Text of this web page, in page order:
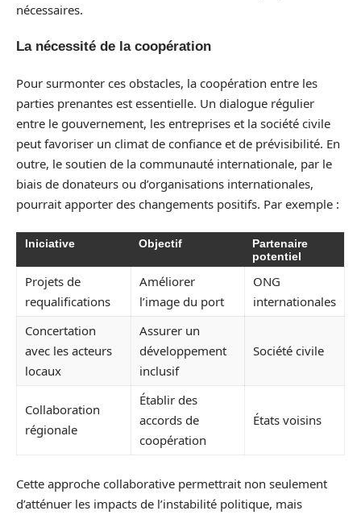
nécessaires.
La nécessité de la coopération
Pour surmonter ces obstacles, la coopération entre les
parties prenantes est essentielle. Un dialogue régulier
entre le gouvernement, les entreprises et la société civile
peut favoriser un climat de confiance et de prévisibilité. En
outre, le soutien de la communauté internationale, par le
biais de donateurs ou d’organisations internationales,
pourrait apporter des changements positifs. Par exemple :
Iniciative Objectif
Partenaire
potentiel
Projets de
requalifications
Améliorer
l’image du port
ONG
internationales
Concertation
avec les acteurs
locaux
Assurer un
développement
inclusif
Société civile
Collaboration
régionale
Établir des
accords de
coopération
États voisins
Cette approche collaborative permettrait non seulement
d’atténuer les impacts de l’instabilité politique, mais